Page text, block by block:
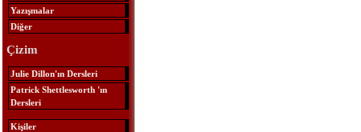
Yazışmalar
Diğer
Çizim
Julie Dillon'ın Dersleri
Patrick Shettlesworth 'ın
Dersleri
Kişiler